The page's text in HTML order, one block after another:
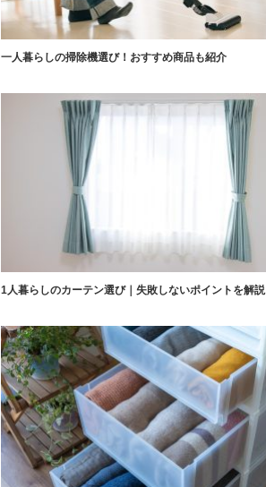
一人暮らしの掃除機選び！おすすめ商品も紹介
1人暮らしのカーテン選び｜失敗しないポイントを解説